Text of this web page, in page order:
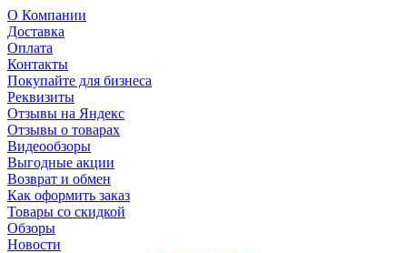
О Компании
Доставка
Оплата
Контакты
Покупайте для бизнеса
Реквизиты
Отзывы на Яндекс
Отзывы о товарах
Видеообзоры
Выгодные акции
Возврат и обмен
Как оформить заказ
Товары со скидкой
Обзоры
Новости